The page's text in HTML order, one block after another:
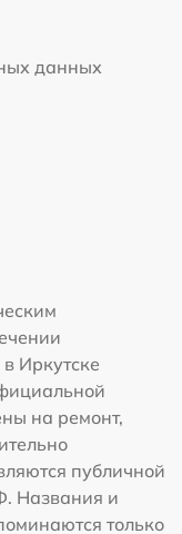
данных
Иркутске
на ремонт,
публичной
Названия и
только